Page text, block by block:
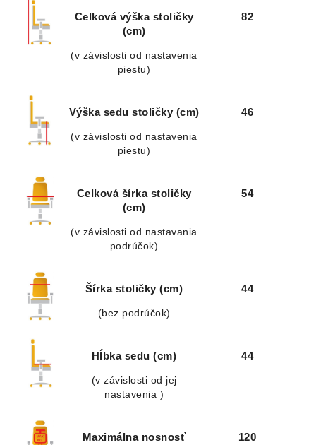
Celková výška stoličky
(cm)
(v závislosti od nastavenia
piestu)
82
Výška sedu stoličky (cm)
(v závislosti od nastavenia
piestu)
46
Celková šírka stoličky
(cm)
(v závislosti od nastavania
podrúčok)
54
Šírka stoličky (cm)
(bez podrúčok)
44
Hĺbka sedu (cm)
(v závislosti od jej
nastavenia )
44
Maximálna nosnosť
120